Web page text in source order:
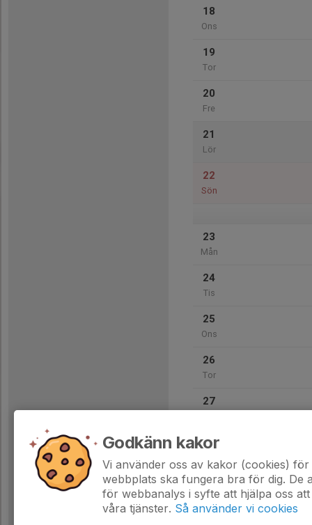
18
Ons
19
Tor
20
Fre
21
Lör
22
Sön
23
Mån
24
Tis
25
Ons
26
Tor
27
28
Godkänn kakor
Vi använder oss av kakor (cookies)
webbplats ska fungera bra för dig. De
för webbanalys i syfte att hjälpa oss
våra tjänster. Så använder vi cookies